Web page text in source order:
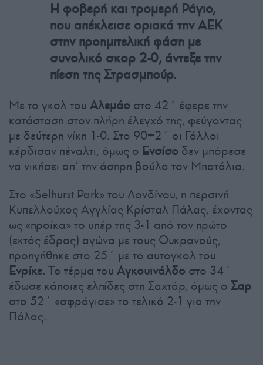
Η φοβερή και τρομερή Ράγιο,
που απέκλεισε οριακά την ΑΕΚ
στην προημιτελική φάση με
συνολικό σκορ 2-0, άντεξε την
πίεση της Στρασμπούρ.
Με το γκολ του Αλεμάο στο 42΄ έφερε την
κατάσταση στον πλήρη έλεγχό της, φεύγοντας
με δεύτερη νίκη 1-0. Στο 90+2΄ οι Γάλλοι
κέρδισαν πέναλτι, όμως ο Ενσίσο δεν μπόρεσε
να νικήσει απ’ την άσπρη βούλα τον Μπατάλια.
Στο «Selhurst Park» του Λονδίνου, η περσινή
Κυπελλούχος Αγγλίας Κρίσταλ Πάλας, έχοντας
ως «προίκα» το υπέρ της 3-1 από τον πρώτο
(εκτός έδρας) αγώνα με τους Ουκρανούς,
προηγήθηκε στο 25΄ με το αυτογκολ του
Ενρίκε. Το τέρμα του Αγκουινάλδο στο 34΄
έδωσε κάποιες ελπίδες στη Σαχτάρ, όμως ο Σαρ
στο 52΄ «σφράγισε» το τελικό 2-1 για την
Πάλας.